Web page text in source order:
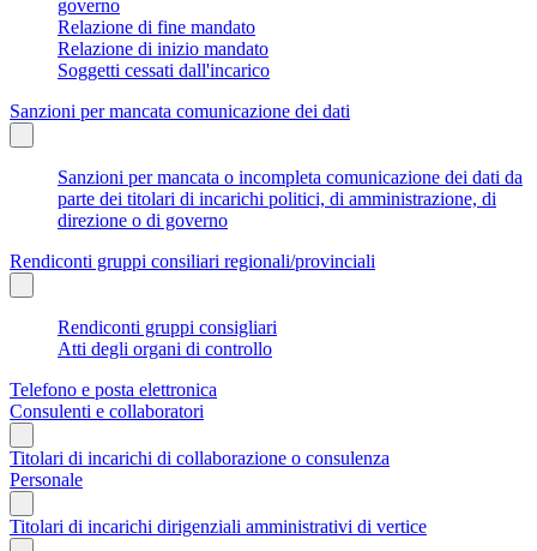
governo
Relazione di fine mandato
Relazione di inizio mandato
Soggetti cessati dall'incarico
Sanzioni per mancata comunicazione dei dati
Sanzioni per mancata o incompleta comunicazione dei dati da
parte dei titolari di incarichi politici, di amministrazione, di
direzione o di governo
Rendiconti gruppi consiliari regionali/provinciali
Rendiconti gruppi consigliari
Atti degli organi di controllo
Telefono e posta elettronica
Consulenti e collaboratori
Titolari di incarichi di collaborazione o consulenza
Personale
Titolari di incarichi dirigenziali amministrativi di vertice